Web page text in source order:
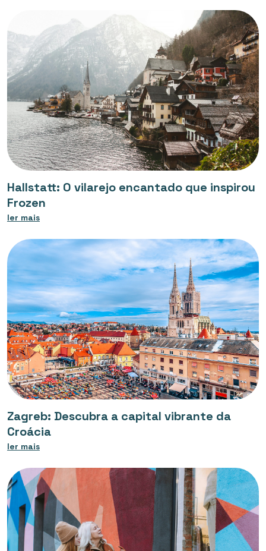
Hallstatt: O vilarejo encantado que inspirou
Frozen
ler mais
Zagreb: Descubra a capital vibrante da
Croácia
ler mais